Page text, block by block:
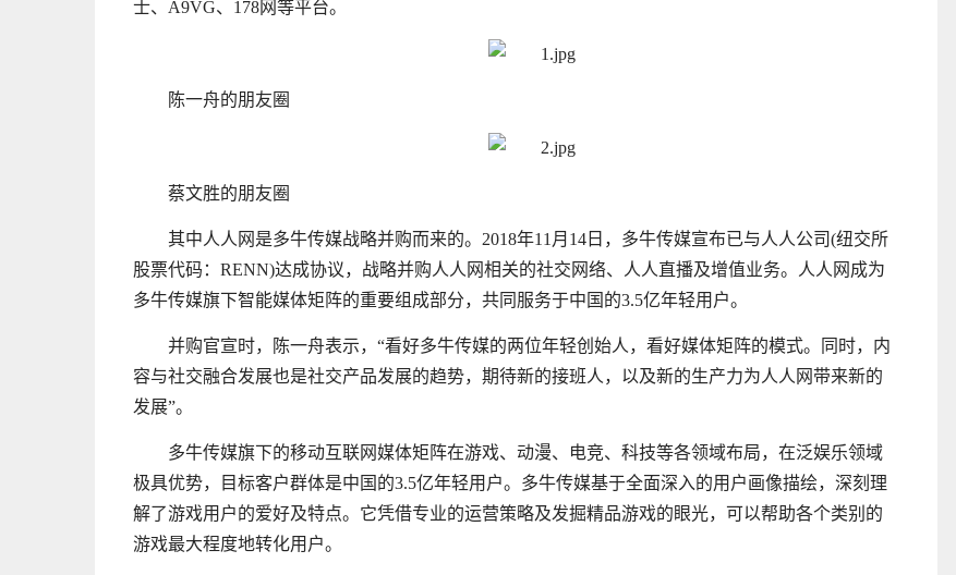
士、A9VG、178网等平台。
陈一舟的朋友圈
蔡文胜的朋友圈
其中人人网是多牛传媒战略并购而来的。2018年11月14日，多牛传媒宣布已与人人公司(纽交所
股票代码：RENN)达成协议，战略并购人人网相关的社交网络、人人直播及增值业务。人人网成为
多牛传媒旗下智能媒体矩阵的重要组成部分，共同服务于中国的3.5亿年轻用户。
并购官宣时，陈一舟表示，“看好多牛传媒的两位年轻创始人，看好媒体矩阵的模式。同时，内
容与社交融合发展也是社交产品发展的趋势，期待新的接班人，以及新的生产力为人人网带来新的
发展”。
多牛传媒旗下的移动互联网媒体矩阵在游戏、动漫、电竞、科技等各领域布局，在泛娱乐领域
极具优势，目标客户群体是中国的3.5亿年轻用户。多牛传媒基于全面深入的用户画像描绘，深刻理
解了游戏用户的爱好及特点。它凭借专业的运营策略及发掘精品游戏的眼光，可以帮助各个类别的
游戏最大程度地转化用户。